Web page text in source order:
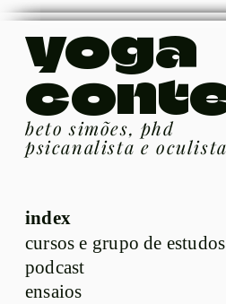
yoga
beto simões, phd
psicanalista e oculista
index
cursos e grupo de estudos
podcast
ensaios